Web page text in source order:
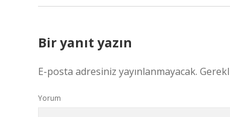
Bir yanıt yazın
E-posta adresiniz yayınlanmayacak.
Yorum